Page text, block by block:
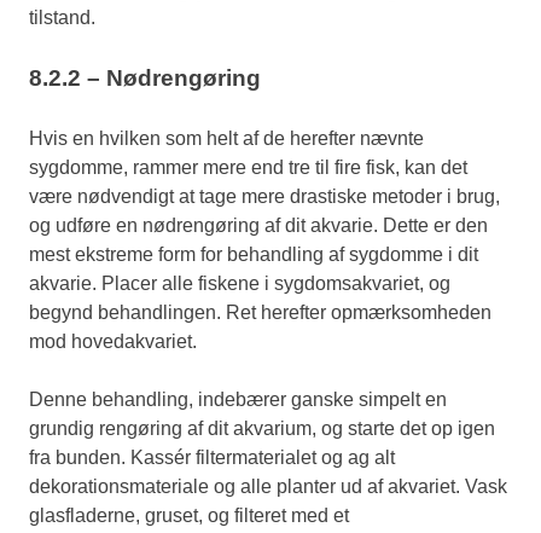
tilstand.
8.2.2 – Nødrengøring
Hvis en hvilken som helt af de herefter nævnte
sygdomme, rammer mere end tre til fire fisk, kan det
være nødvendigt at tage mere drastiske metoder i brug,
og udføre en nødrengøring af dit akvarie. Dette er den
mest ekstreme form for behandling af sygdomme i dit
akvarie. Placer alle fiskene i sygdomsakvariet, og
begynd behandlingen. Ret herefter opmærksomheden
mod hovedakvariet.
Denne behandling, indebærer ganske simpelt en
grundig rengøring af dit akvarium, og starte det op igen
fra bunden. Kassér filtermaterialet og ag alt
dekorationsmateriale og alle planter ud af akvariet. Vask
glasfladerne, gruset, og filteret med et